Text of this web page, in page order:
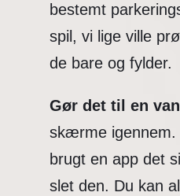
bestemt
spil, vi lige ville
de bare og fylder.
Gør det til en
skærme igennem.
brugt en app det
slet den. Du kan